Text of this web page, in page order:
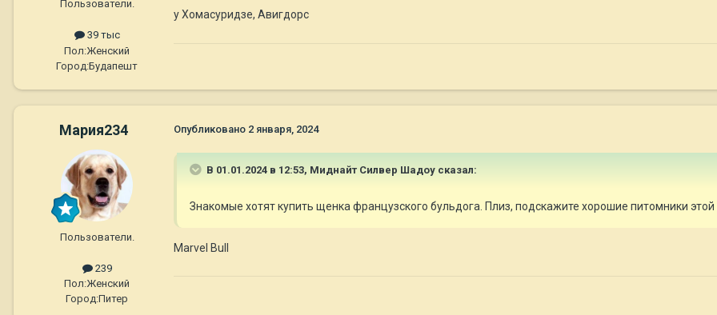
Пользователи.
39 тыс
Пол:Женский
Город:Будапешт
у Хомасуридзе, Авигдорс
Мария234
Пользователи.
239
Пол:Женский
Город:Питер
Опубликовано 2 января, 2024
В 01.01.2024 в 12:53, Миднайт Силвер Шадоу сказал:
Знакомые хотят купить щенка французского бульдога. Плиз, подскажите хорошие питомники этой
Marvel Bull